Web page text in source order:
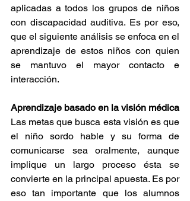
aplicadas a todos los grupos de niños
con discapacidad auditiva. Es por eso,
que el siguiente análisis se enfoca en el
aprendizaje de estos niños con quien
se mantuvo el mayor contacto e
interacción.
Aprendizaje basado en la visión médica
Las metas que busca esta visión es que
el niño sordo hable y su forma de
comunicarse sea oralmente, aunque
implique un largo proceso ésta se
convierte en la principal apuesta. Es por
eso tan importante que los alumnos